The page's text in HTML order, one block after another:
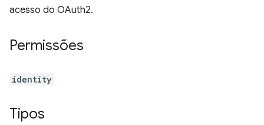
acesso do OAuth2.
Permissões
identity
Tipos